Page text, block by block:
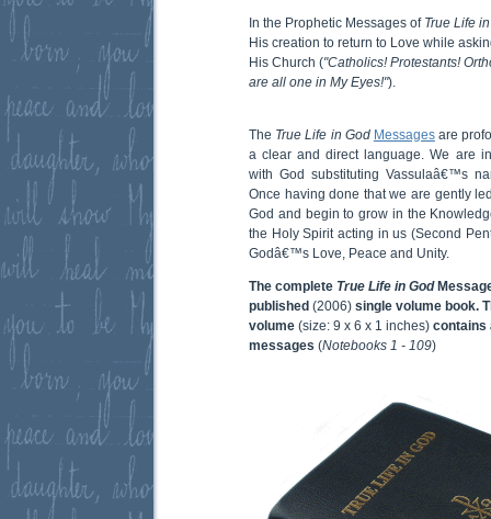
In the Prophetic Messages of True Life
His creation to return to Love while
His Church ("Catholics! Protestants!
are all one in My Eyes!").
The True Life in God Messagesare
a clear and direct language. We are
with God substituting Vassulaâ€™s
Once having done that we are gently
God and begin to grow in the
the Holy Spirit acting in us (Second
Godâ€™s Love, Peace and Unity.
The complete True Life in God
published (2006) single volume book.
volume (size: 9 x 6 x 1 inches) contains
messages (Notebooks 1 - 109)